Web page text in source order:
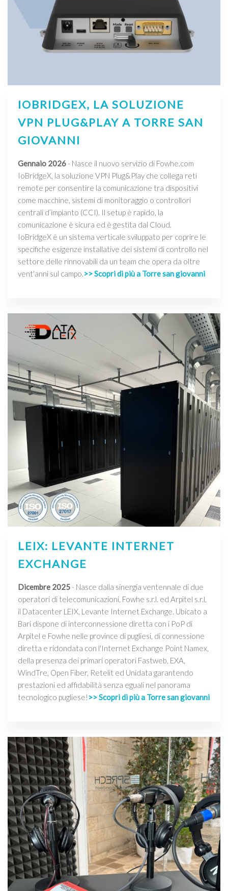
IOBRIDGEX, LA SOLUZIONE
VPN PLUG&PLAY A TORRE SAN
GIOVANNI
Gennaio 2026- Nasce il nuovo servizio di Fowhe.com
IoBridgeX, la soluzione VPN Plug&Play che collega reti
remote per consentire la comunicazione tra dispositivi
come macchine, sistemi di monitoraggio o controllori
centrali d’impianto (CCI). Il setup è rapido, la
comunicazione è sicura ed è gestita dal Cloud.
IoBridgeX è un sistema verticale sviluppato per coprire le
specifiche esigenze installative dei sistemi di controllo nel
settore delle rinnovabili da un team che opera da oltre
vent'anni sul campo.>> Scopri di più a Torre san giovanni
LEIX: LEVANTE INTERNET
EXCHANGE
Dicembre 2025- Nasce dalla sinergia ventennale di due
operatori di telecomunicazioni, Fowhe s.r.l. ed Arpitel s.r.l,
il Datacenter LEIX, Levante Internet Exchange. Ubicato a
Bari dispone di interconnessione diretta con i PoP di
Arpitel e Fowhe nelle province di pugliesi, di connessione
diretta e ridondata con l'Internet Exchange Point Namex,
della presenza dei primari operatori Fastweb, EXA,
WindTre, Open Fiber, Retelit ed Unidata garantendo
prestazioni ed affidabilità senza eguali nel panorama
tecnologico pugliese! >> Scopri di più a Torre san giovanni